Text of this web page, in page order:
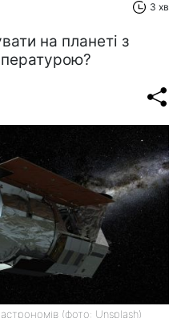
3 хв
на планеті з
(фото: Unsplash)